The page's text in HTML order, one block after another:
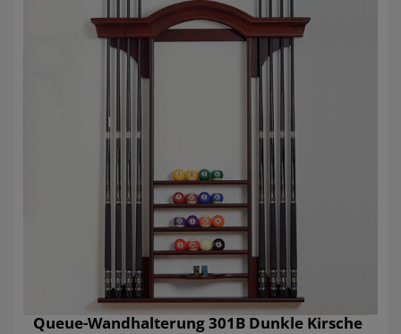
Queue-Wandhalterung 301B Dunkle Kirsche